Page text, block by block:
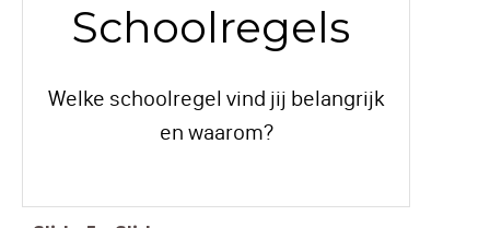
Schoolregels
Welke schoolregel vind jij belangrijk
en waarom?